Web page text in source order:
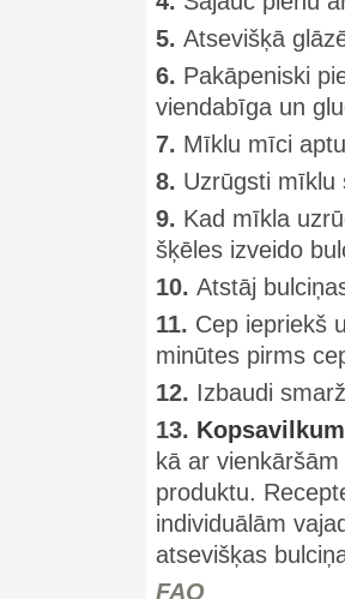
5. Atsevišķā
6. Pakāpeniski
viendabīga un
7. Mīklu mīci
8. Uzrūgsti mīklu
9. Kad mīkla
šķēles izveido
10. Atstāj
11. Cep iepriekš
minūtes pirms
12. Izbaudi
13.
kā ar
produktu.
individuālām
atsevišķas
FAQ